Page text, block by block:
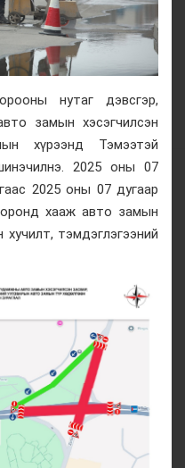
нутаг дэвсгэр,
замын хэсэгчилсэн
хүрээнд Тэмээтэй
2025 оны 07
2025 оны 07 дугаар
хааж авто замын
тэмдэглэгээний